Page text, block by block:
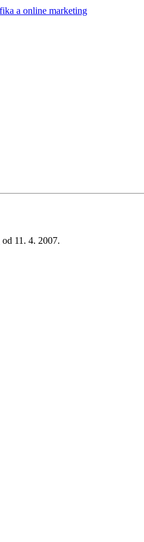
od 11. 4. 2007.